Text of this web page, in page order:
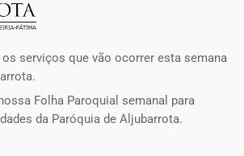
serviços que vão ocorrer esta semana
Folha Paroquial semanal para
da Paróquia de Aljubarrota.